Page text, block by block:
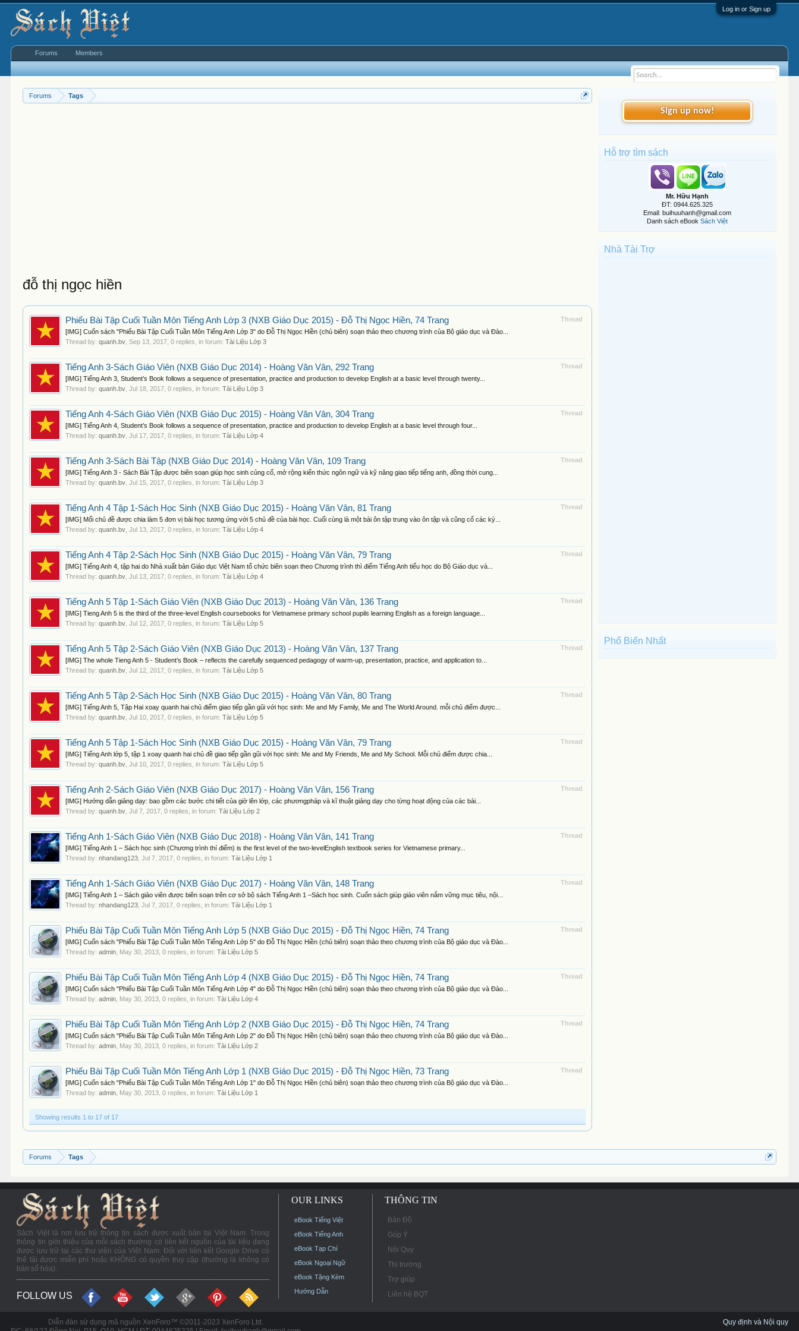
Log in or Sign up
Forums Tags
đỗ thị ngọc hiền
Thread
Phiếu Bài Tập Cuối Tuần Môn Tiếng Anh Lớp 3 (NXB Giáo Dục 2015) - Đỗ Thị Ngọc Hiền, 74 Trang
[IMG] Cuốn sách "Phiếu Bài Tập Cuối Tuần Môn Tiếng Anh Lớp 3" do Đỗ Thị Ngọc Hiền (chủ biên) soạn thảo theo chương trình của Bộ giáo dục và Đào...
Thread by:quanh.bv ,Sep 13, 2017 , 0 replies, in forum:Tài Liệu Lớp 3
Thread
Tiếng Anh 3-Sách Giáo Viên (NXB Giáo Dục 2014) - Hoàng Văn Vân, 292 Trang
[IMG] Tiếng Anh 3, Student’s Book follows a sequence of presentation, practice and production to develop English at a basic level through twenty...
Thread by:quanh.bv ,Jul 18, 2017 , 0 replies, in forum:Tài Liệu Lớp 3
Thread
Tiếng Anh 4-Sách Giáo Viên (NXB Giáo Dục 2015) - Hoàng Văn Vân, 304 Trang
[IMG] Tiếng Anh 4, Student’s Book follows a sequence of presentation, practice and production to develop English at a basic level through four...
Thread by:quanh.bv ,Jul 17, 2017 , 0 replies, in forum:Tài Liệu Lớp 4
Thread
Tiếng Anh 3-Sách Bài Tập (NXB Giáo Dục 2014) - Hoàng Văn Vân, 109 Trang
[IMG] Tiếng Anh 3 - Sách Bài Tập được biên soạn giúp học sinh củng cố, mở rộng kiến thức ngôn ngữ và kỹ năng giao tiếp tiếng anh, đồng thời cung...
Thread by:quanh.bv ,Jul 15, 2017 , 0 replies, in forum:Tài Liệu Lớp 3
Thread
Tiếng Anh 4 Tập 1-Sách Học Sinh (NXB Giáo Dục 2015) - Hoàng Văn Vân, 81 Trang
[IMG] Mổi chủ đề được chia làm 5 đơn vị bài học tương ứng với 5 chủ đề của bài học. Cuối cùng là một bài ôn tập trung vào ôn tập và cũng cố các ký...
Thread by:quanh.bv ,Jul 13, 2017 , 0 replies, in forum:Tài Liệu Lớp 4
Thread
Tiếng Anh 4 Tập 2-Sách Học Sinh (NXB Giáo Dục 2015) - Hoàng Văn Vân, 79 Trang
[IMG] Tiếng Anh 4, tập hai do Nhà xuất bản Giáo dục Việt Nam tổ chức biên soạn theo Chương trình thì điểm Tiếng Anh tiểu học do Bộ Giáo dục và...
Thread by:quanh.bv ,Jul 13, 2017 , 0 replies, in forum:Tài Liệu Lớp 4
Thread
Tiếng Anh 5 Tập 1-Sách Giáo Viên (NXB Giáo Dục 2013) - Hoàng Văn Vân, 136 Trang
[IMG] Tieng Anh 5 is the third of the three-level English coursebooks for Vietnamese primary school pupils learning English as a foreign language...
Thread by:quanh.bv ,Jul 12, 2017 , 0 replies, in forum:Tài Liệu Lớp 5
Thread
Tiếng Anh 5 Tập 2-Sách Giáo Viên (NXB Giáo Dục 2013) - Hoàng Văn Vân, 137 Trang
[IMG] The whole Tieng Anh 5 - Student’s Book – reflects the carefully sequenced pedagogy of warm-up, presentation, practice, and application to...
Thread by:quanh.bv ,Jul 12, 2017 , 0 replies, in forum:Tài Liệu Lớp 5
Thread
Tiếng Anh 5 Tập 2-Sách Học Sinh (NXB Giáo Dục 2015) - Hoàng Văn Vân, 80 Trang
[IMG] Tiếng Anh 5, Tập Hai xoay quanh hai chủ điểm giao tiếp gần gũi với học sinh: Me and My Family, Me and The World Around. mỗi chủ điểm được...
Thread by:quanh.bv ,Jul 10, 2017 , 0 replies, in forum:Tài Liệu Lớp 5
Thread
Tiếng Anh 5 Tập 1-Sách Học Sinh (NXB Giáo Dục 2015) - Hoàng Văn Vân, 79 Trang
[IMG] Tiếng Anh lớp 5, tập 1 xoay quanh hai chủ đề giao tiếp gần gũi với học sinh: Me and My Friends, Me and My School. Mỗi chủ điểm được chia...
Thread by:quanh.bv ,Jul 10, 2017 , 0 replies, in forum:Tài Liệu Lớp 5
Thread
Tiếng Anh 2-Sách Giáo Viên (NXB Giáo Dục 2017) - Hoàng Văn Vân, 156 Trang
[IMG] Hướng dẫn giảng dạy: bao gồm các bước chi tiết của giờ lên lớp, các phươngpháp và kĩ thuật giảng dạy cho từng hoạt động của các bài...
Thread by:quanh.bv ,Jul 7, 2017 , 0 replies, in forum:Tài Liệu Lớp 2
Thread
Tiếng Anh 1-Sách Giáo Viên (NXB Giáo Dục 2018) - Hoàng Văn Vân, 141 Trang
[IMG] Tiếng Anh 1 – Sách học sinh (Chương trình thí điểm) is the first level of the two-levelEnglish textbook series for Vietnamese primary...
Thread by:nhandang123 ,Jul 7, 2017 , 0 replies, in forum:Tài Liệu Lớp 1
Thread
Tiếng Anh 1-Sách Giáo Viên (NXB Giáo Dục 2017) - Hoàng Văn Vân, 148 Trang
[IMG] Tiếng Anh 1 – Sách giáo viên được biên soạn trên cơ sở bộ sách Tiếng Anh 1 –Sách học sinh. Cuốn sách giúp giáo viên nắm vững mục tiêu, nội...
Thread by:nhandang123 ,Jul 7, 2017 , 0 replies, in forum:Tài Liệu Lớp 1
Thread
Phiếu Bài Tập Cuối Tuần Môn Tiếng Anh Lớp 5 (NXB Giáo Dục 2015) - Đỗ Thị Ngọc Hiền, 74 Trang
[IMG] Cuốn sách "Phiếu Bài Tập Cuối Tuần Môn Tiếng Anh Lớp 5" do Đỗ Thị Ngọc Hiền (chủ biên) soạn thảo theo chương trình của Bộ giáo dục và Đào...
Thread by:admin May 30, 2013 , 0 replies, in forum:Tài Liệu Lớp 5
Thread
Phiếu Bài Tập Cuối Tuần Môn Tiếng Anh Lớp 4 (NXB Giáo Dục 2015) - Đỗ Thị Ngọc Hiền, 74 Trang
[IMG] Cuốn sách "Phiếu Bài Tập Cuối Tuần Môn Tiếng Anh Lớp 4" do Đỗ Thị Ngọc Hiền (chủ biên) soạn thảo theo chương trình của Bộ giáo dục và Đào...
Thread by:admin May 30, 2013 , 0 replies, in forum:Tài Liệu Lớp 4
Thread
Phiếu Bài Tập Cuối Tuần Môn Tiếng Anh Lớp 2 (NXB Giáo Dục 2015) - Đỗ Thị Ngọc Hiền, 74 Trang
[IMG] Cuốn sách "Phiếu Bài Tập Cuối Tuần Môn Tiếng Anh Lớp 2" do Đỗ Thị Ngọc Hiền (chủ biên) soạn thảo theo chương trình của Bộ giáo dục và Đào...
Thread by:admin May 30, 2013 , 0 replies, in forum:Tài Liệu Lớp 2
Thread
Phiếu Bài Tập Cuối Tuần Môn Tiếng Anh Lớp 1 (NXB Giáo Dục 2015) - Đỗ Thị Ngọc Hiền, 73 Trang
[IMG] Cuốn sách "Phiếu Bài Tập Cuối Tuần Môn Tiếng Anh Lớp 1" do Đỗ Thị Ngọc Hiền (chủ biên) soạn thảo theo chương trình của Bộ giáo dục và Đào...
Thread by:admin May 30, 2013 , 0 replies, in forum:Tài Liệu Lớp 1
Showing results 1 to 17 of 17
Sign up now!
Hỗ trợ tìm sách
Mr. Hữu Hạnh
ĐT: 0944.625.325
Email: buihuuhanh@gmail.com
Danh sách eBook Sách Việt
Nhà Tài Trợ
Phổ Biến Nhất
Forums Tags
Forums Members
Sách Việt là nơi lưu trữ thông tin sách được xuất bản tại Việt Nam. Trong
thông tin giới thiệu của mỗi sách thường có liên kết nguồn của tài liệu đang
được lưu trữ tại các thư viện của Việt Nam. Đối với liên kết Google Drive có
thể tải được miễn phí hoặc KHÔNG có quyền truy cập (thường là không có
bản số hóa).
FOLLOW US
OUR LINKS
eBook Tiếng Việt
eBook Tiếng Anh
eBook Tạp Chí
eBook Ngoại Ngữ
eBook Tặng Kèm
Hướng Dẫn
THÔNG TIN
Bản Đồ
Góp Ý
Nội Quy
Thị trường
Trợ giúp
Liên hệ BQT
Diễn đàn sử dụng mã nguồn XenForo™ ©2011-2023 XenForo Ltd.
Quy định và Nội quy